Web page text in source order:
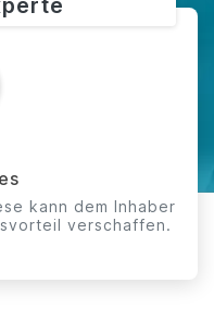
kann dem Inhaber
verschaffen.